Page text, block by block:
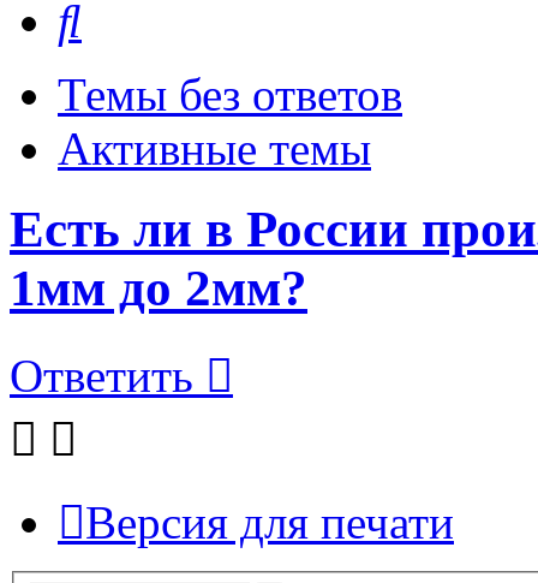
Темы без ответов
Активные темы
Есть ли в России
1мм до 2мм?
Ответить
Версия для печати